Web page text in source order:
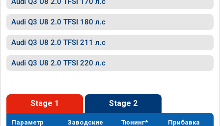
Audi Q3 U8 2.0 TFSI 180 л.с
Audi Q3 U8 2.0 TFSI 211 л.с
Audi Q3 U8 2.0 TFSI 220 л.с
Stage 1 Stage 2
Параметр Заводские Тюнинг* Прибавка